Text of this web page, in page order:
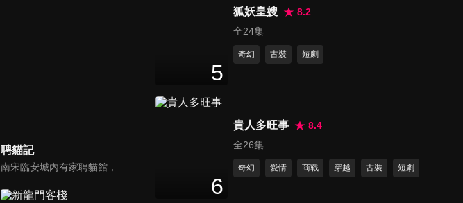
聘貓記
16分鐘
5
狐妖皇嫂
8.2
全24集
奇幻 古裝 短劇
6
貴人多旺事
8.4
全26集
奇幻 愛情 商戰 穿越 古裝 短劇